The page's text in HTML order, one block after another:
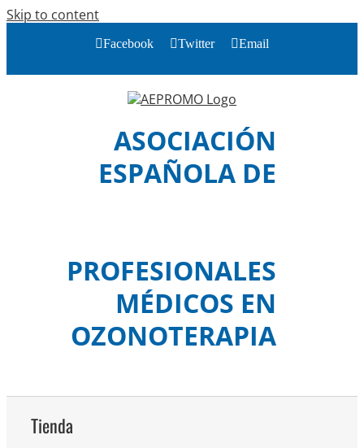
Skip to content
Facebook Twitter Email
ASOCIACIÓN
ESPAÑOLA DE
PROFESIONALES
MÉDICOS EN
OZONOTERAPIA
Tienda